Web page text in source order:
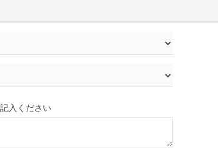
入ください